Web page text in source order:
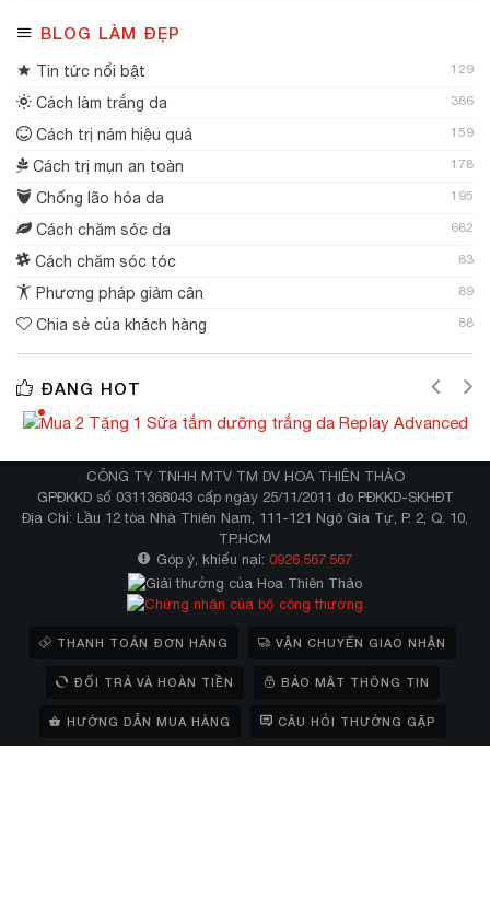
BLOG LÀM ĐẸP
Tin tức nổi bật 129
Cách làm trắng da 386
Cách trị nám hiệu quả 159
Cách trị mụn an toàn 178
Chống lão hóa da 195
Cách chăm sóc da 682
Cách chăm sóc tóc 83
Phương pháp giảm cân 89
Chia sẻ của khách hàng 88
ĐANG HOT
CÔNG TY TNHH MTV TM DV HOA THIÊN THẢO
GPĐKKD số 0311368043 cấp ngày 25/11/2011 do PĐKKD-SKHĐT
Địa Chỉ: Lầu 12 tòa Nhà Thiên Nam, 111-121 Ngô Gia Tự, P. 2, Q. 10,
TP.HCM
Góp ý, khiếu nại: 0926.567.567
THANH TOÁN ĐƠN HÀNG VẬN CHUYỂN GIAO NHẬN
ĐỔI TRẢ VÀ HOÀN TIỀN BẢO MẬT THÔNG TIN
HƯỚNG DẪN MUA HÀNG CÂU HỎI THƯỜNG GẶP